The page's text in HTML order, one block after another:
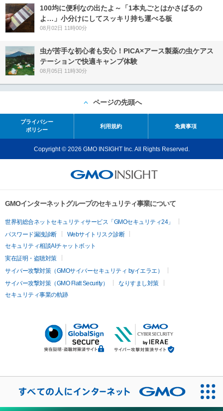
100均に便利なの出たよ～「1本丸ごとはかさばるの
よ…」小分けにしてスッキリ持ち運べる板
08月02日 11時00分
虫が苦手な初心者も安心！PICA×アース製薬の虫ケアス
テーションで快適キャンプ体験
08月05日 11時30分
ページの先頭へ
プライバシー
ポリシー
利用規約 免責事項
Copyright © 2026 GMO INSIGHT Inc. All Rights Reserved.
GMOインターネットグループのセキュリティ事業について
世界初総合ネットセキュリティサービス「GMOセキュリティ24」
パスワード漏洩診断
Webサイトリスク診断
セキュリティ相談AIチャットボット
実在証明・盗聴対策
サイバー攻撃対策（GMOサイバーセキュリティ byイエラエ）
サイバー攻撃対策（GMO Flatt Security）
なりすまし対策
セキュリティ事業の軌跡